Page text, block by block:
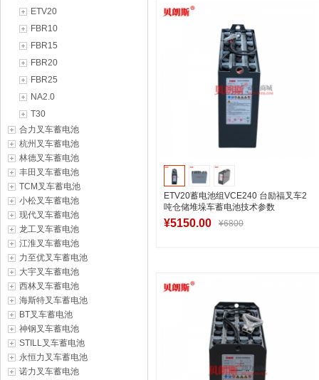
ETV20
FBR10
FBR15
FBR20
FBR25
NA2.0
T30
合力叉车蓄电池
杭州叉车蓄电池
林德叉车蓄电池
丰田叉车蓄电池
TCM叉车蓄电池
小松叉车蓄电池
现代叉车蓄电池
龙工叉车蓄电池
江淮叉车蓄电池
力至优叉车蓄电池
大宇叉车蓄电池
西林叉车蓄电池
海斯特叉车蓄电池
BT叉车蓄电池
神钢叉车蓄电池
STILL叉车蓄电池
永恒力叉车蓄电池
诺力叉车蓄电池
ETV20蓄电池组VCE240 台励福叉车2
吨仓储堆垛车蓄电池技术参数
¥5150.00 ¥6800